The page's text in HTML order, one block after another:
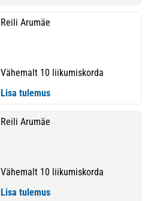
Reili Arumäe
Vähemalt 10 liikumiskorda
Lisa tulemus
Reili Arumäe
Vähemalt 10 liikumiskorda
Lisa tulemus